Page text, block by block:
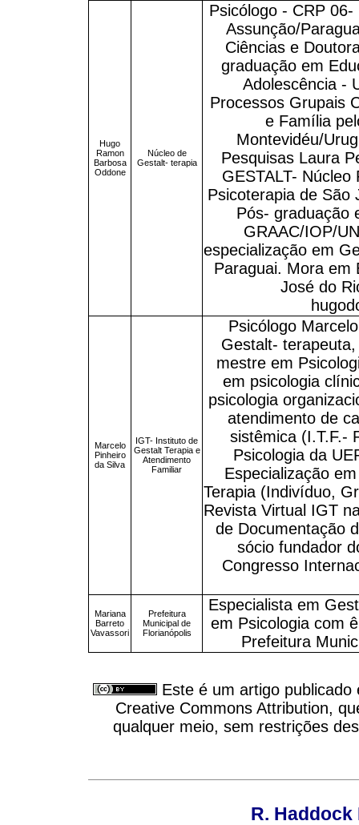
Hugo
Ramon
Barbosa
Oddone
Núcleo de
Gestalt- terapia
Psicólogo - CRP
Assunção/
Ciências e
graduação em
Adolescência -
Processos Grupais
e Família
Montevidéu/
Pesquisas Laura
GESTALT-
Psicoterapia de São
Pós- graduação
GRAAC/IOP/
especialização em
Paraguai. Mora em
José do
Marcelo
Pinheiro
da Silva
IGT- Instituto de
Gestalt Terapia e
Atendimento
Familiar
Psicólogo
Gestalt-
mestre em
em psicologia
psicologia
atendimento de
sistêmica (I.T.F.-
Psicologia da
Especialização
Terapia (Indivíduo,
Revista Virtual IGT
de Documentação
sócio fundador
Congresso
Mariana
Barreto
Vavassori
Prefeitura
Municipal de
Florianópolis
Especialista em
em Psicologia com
Prefeitura
Este é um artigo
Creative Commons Attribution,
qualquer meio, sem restrições
R. Haddock